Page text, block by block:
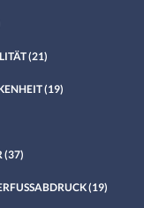
(21)
(19)
(37)
(19)